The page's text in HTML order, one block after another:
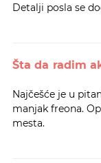
Detalji posla se
Šta da radim
Najčešće je u
manjak freona.
mesta.